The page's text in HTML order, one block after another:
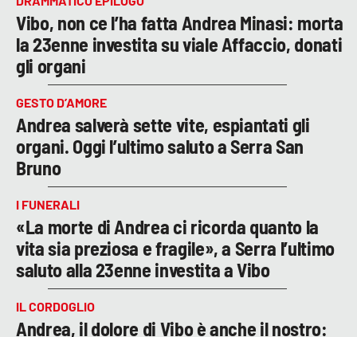
Vibo, non ce l’ha fatta Andrea Minasi: morta
la 23enne investita su viale Affaccio, donati
gli organi
GESTO D’AMORE
Andrea salverà sette vite, espiantati gli
organi. Oggi l’ultimo saluto a Serra San
Bruno
I FUNERALI
«La morte di Andrea ci ricorda quanto la
vita sia preziosa e fragile», a Serra l’ultimo
saluto alla 23enne investita a Vibo
IL CORDOGLIO
Andrea, il dolore di Vibo è anche il nostro: